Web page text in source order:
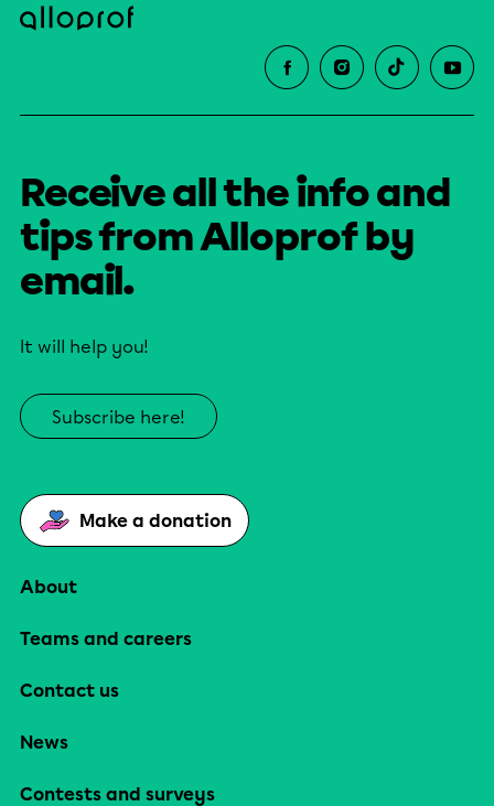
Receive all the info and
tips from Alloprof by
email.
It will help you!
Subscribe here!
Make a donation
About
Teams and careers
Contact us
News
Contests and surveys